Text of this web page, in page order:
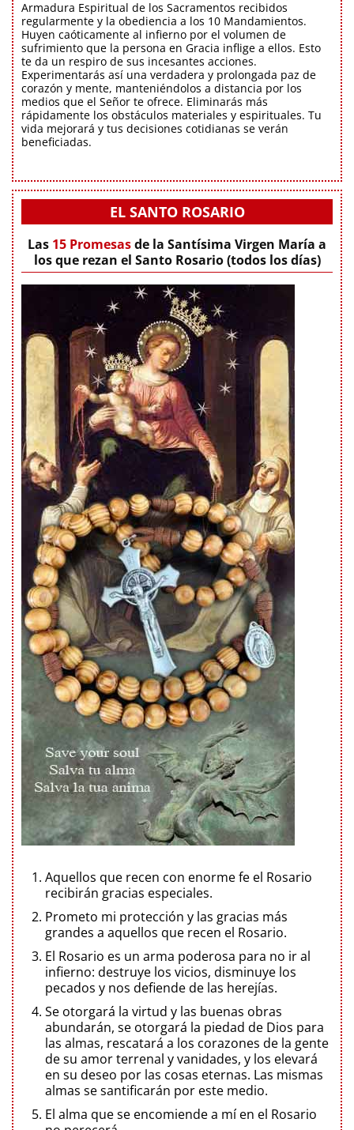
Armadura Espiritual de los Sacramentos recibidos
regularmente y la obediencia a los 10 Mandamientos.
Huyen caóticamente al infierno por el volumen de
sufrimiento que la persona en Gracia inflige a ellos. Esto
te da un respiro de sus incesantes acciones.
Experimentarás así una verdadera y prolongada paz de
corazón y mente, manteniéndolos a distancia por los
medios que el Señor te ofrece. Eliminarás más
rápidamente los obstáculos materiales y espirituales. Tu
vida mejorará y tus decisiones cotidianas se verán
beneficiadas.
EL SANTO ROSARIO
Las 15 Promesasde la Santísima Virgen María a
los que rezan el Santo Rosario (todos los días)
Aquellos que recen con enorme fe el Rosario
recibirán gracias especiales.
Prometo mi protección y las gracias más
grandes a aquellos que recen el Rosario.
El Rosario es un arma poderosa para no ir al
infierno: destruye los vicios, disminuye los
pecados y nos defiende de las herejías.
Se otorgará la virtud y las buenas obras
abundarán, se otorgará la piedad de Dios para
las almas, rescatará a los corazones de la gente
de su amor terrenal y vanidades, y los elevará
en su deseo por las cosas eternas. Las mismas
almas se santificarán por este medio.
El alma que se encomiende a mí en el Rosario